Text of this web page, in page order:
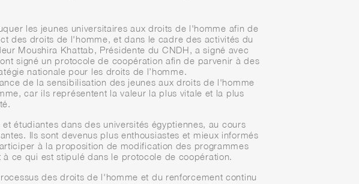
les jeunes universitaires aux droits de l'homme afin de
des droits de l'homme, et dans le cadre des activités du
Moushira Khattab, Présidente du CNDH, a signé avec
signé un protocole de coopération afin de parvenir à des
nationale pour les droits de l’homme.
de la sensibilisation des jeunes aux droits de l'homme
car ils représentent la valeur la plus vitale et la plus
étudiantes dans des universités égyptiennes, au cours
Ils sont devenus plus enthousiastes et mieux informés
à la proposition de modification des programmes
ce qui est stipulé dans le protocole de coopération.
des droits de l'homme et du renforcement continu